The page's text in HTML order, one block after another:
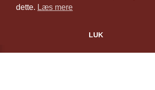
dette. Læs mere
LUK